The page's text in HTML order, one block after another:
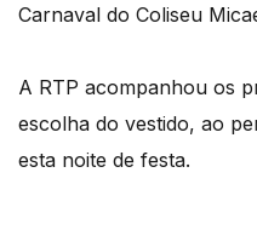
Carnaval do Coliseu
A RTP acompanhou os
escolha do vestido, ao
esta noite de festa.